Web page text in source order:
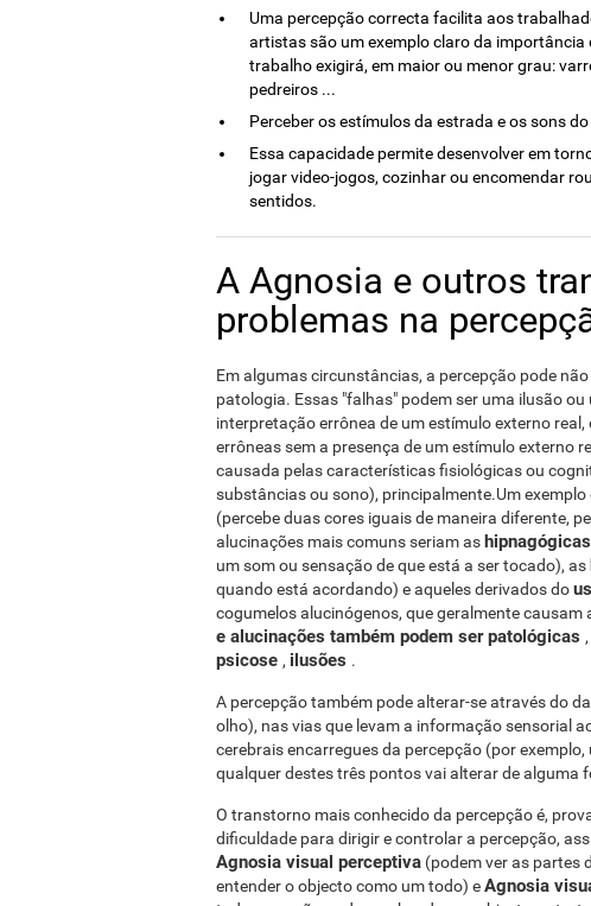
Uma percepção correcta facilita aos
artistas são um exemplo claro da
trabalho exigirá, em maior ou menor grau:
pedreiros ...
Perceber os estímulos da estrada e os sons
Essa capacidade permite desenvolver em
jogar video-jogos, cozinhar ou encomendar
sentidos.
A Agnosia e outros
problemas na
Em algumas circunstâncias, a percepção pode
patologia. Essas "falhas" podem ser uma ilusão
interpretação errônea de um estímulo externo real,
errôneas sem a presença de um estímulo externo
causada pelas características fisiológicas ou
substâncias ou sono), principalmente.Um
(percebe duas cores iguais de maneira diferente,
alucinações mais comuns seriam as hipnagógicas
um som ou sensação de que está a ser tocado), as
quando está acordando) e aqueles derivados do
cogumelos alucinógenos, que geralmente
e alucinações também podem ser patológicas
psicose , ilusões .
A percepção também pode alterar-se através do
olho), nas vias que levam a informação sensorial
cerebrais encarregues da percepção (por
qualquer destes três pontos vai alterar de alguma
O transtorno mais conhecido da percepção é,
dificuldade para dirigir e controlar a percepção,
Agnosia visual perceptiva (podem ver as partes
entender o objecto como um todo) eAgnosia